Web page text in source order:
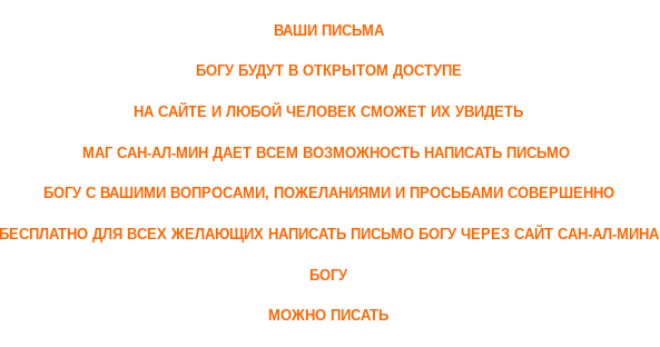
ВАШИ ПИСЬМА
БОГУ БУДУТ В ОТКРЫТОМ ДОСТУПЕ
НА САЙТЕ И ЛЮБОЙ ЧЕЛОВЕК СМОЖЕТ ИХ УВИДЕТЬ
МАГ САН-АЛ-МИН ДАЕТ ВСЕМ ВОЗМОЖНОСТЬ НАПИСАТЬ ПИСЬМО
БОГУ С ВАШИМИ ВОПРОСАМИ, ПОЖЕЛАНИЯМИ И ПРОСЬБАМИ СОВЕРШЕННО
БЕСПЛАТНО ДЛЯ ВСЕХ ЖЕЛАЮЩИХ НАПИСАТЬ ПИСЬМО БОГУ ЧЕРЕЗ САЙТ САН-АЛ-МИНА
БОГУ
МОЖНО ПИСАТЬ